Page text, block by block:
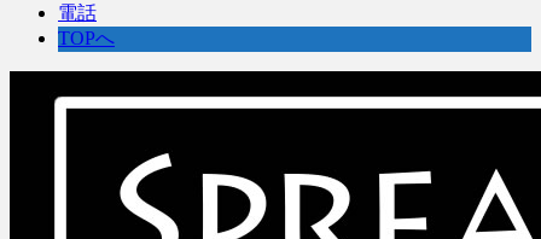
電話
TOPへ